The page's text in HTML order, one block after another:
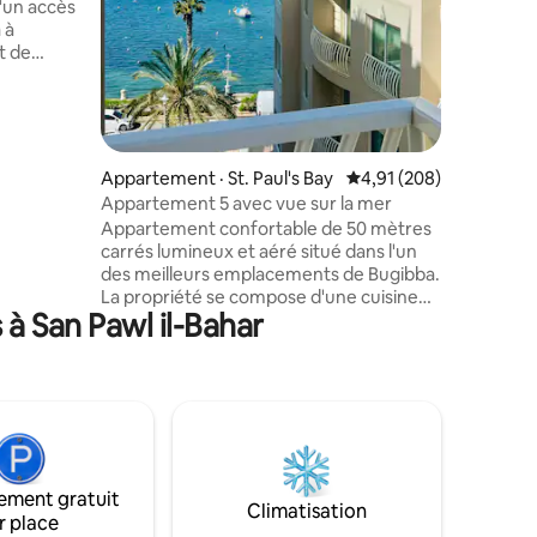
accès
à
de
Appartement · St. Paul's Bay Note moyenne de
4,91 (208)
Appartement 5 avec vue sur la mer
Appartement confortable de 50 mètres
carrés lumineux et aéré situé dans l'un
des meilleurs emplacements de Bugibba.
La propriété se compose d'une cuisine
combinée, d'un salon et d'un coin repas,
d'une chambre, d'une salle d'eau joliment
située à environ trente secondes du
bord de mer, 30 secondes ! :) :) La place
Bugibba est à seulement cinq minutes à
pied et le populaire Café Del Mar est à
San Pawl il-Bahar
gratuit
place
Climatisation